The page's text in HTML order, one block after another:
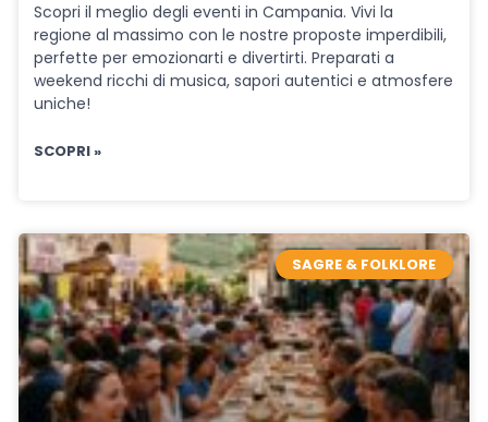
Scopri il meglio degli eventi in Campania. Vivi la
regione al massimo con le nostre proposte imperdibili,
perfette per emozionarti e divertirti. Preparati a
weekend ricchi di musica, sapori autentici e atmosfere
uniche!
SCOPRI »
SAGRE & FOLKLORE